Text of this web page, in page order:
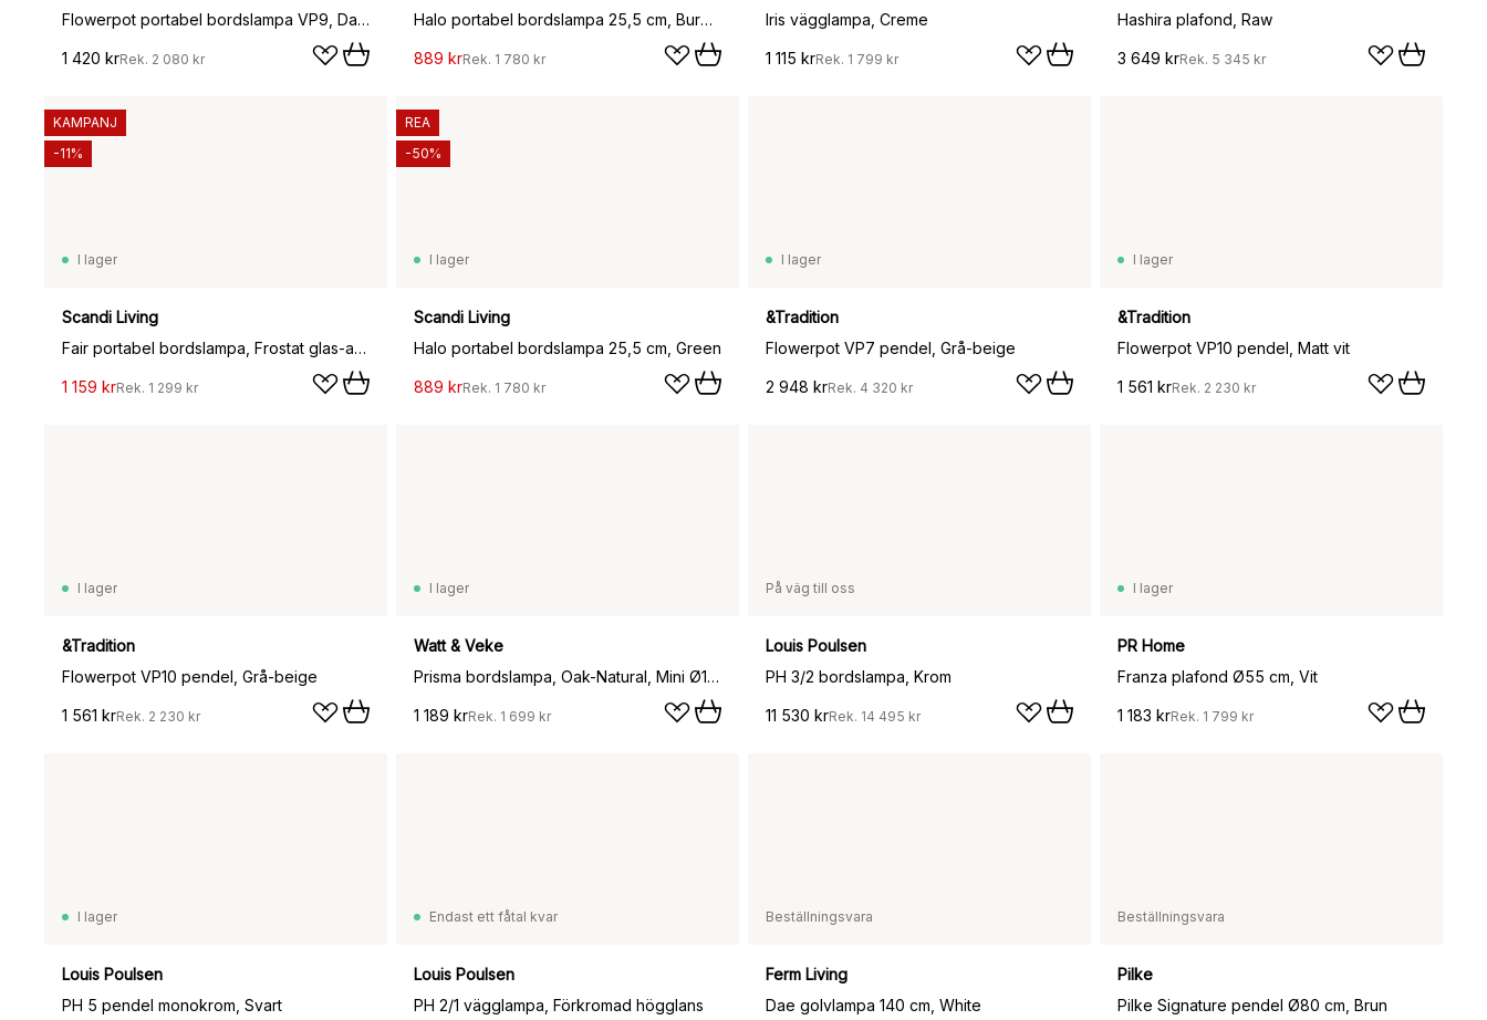
Flowerpot portabel bordslampa VP9, Dark plum
1 420 krRek. 2 080 kr
Halo portabel bordslampa 25,5 cm, Burgundy
889 krRek. 1 780 kr
Iris vägglampa, Creme
1 115 krRek. 1 799 kr
Hashira plafond, Raw
3 649 krRek. 5 345 kr
I lager
Scandi Living
Fair portabel bordslampa, Frostat glas-ask
1 159 krRek. 1 299 kr
KAMPANJ
-11%
I lager
Scandi Living
Halo portabel bordslampa 25,5 cm, Green
889 krRek. 1 780 kr
REA
-50%
I lager
&Tradition
Flowerpot VP7 pendel, Grå-beige
2 948 krRek. 4 320 kr
I lager
&Tradition
Flowerpot VP10 pendel, Matt vit
1 561 krRek. 2 230 kr
I lager
&Tradition
Flowerpot VP10 pendel, Grå-beige
1 561 krRek. 2 230 kr
I lager
Watt & Veke
Prisma bordslampa, Oak-Natural, Mini Ø16x24,3 cm
1 189 krRek. 1 699 kr
På väg till oss
Louis Poulsen
PH 3/2 bordslampa, Krom
11 530 krRek. 14 495 kr
I lager
PR Home
Franza plafond Ø55 cm, Vit
1 183 krRek. 1 799 kr
I lager
Louis Poulsen
PH 5 pendel monokrom, Svart
Endast ett fåtal kvar
Louis Poulsen
PH 2/1 vägglampa, Förkromad högglans
Beställningsvara
Ferm Living
Dae golvlampa 140 cm, White
Beställningsvara
Pilke
Pilke Signature pendel Ø80 cm, Brun